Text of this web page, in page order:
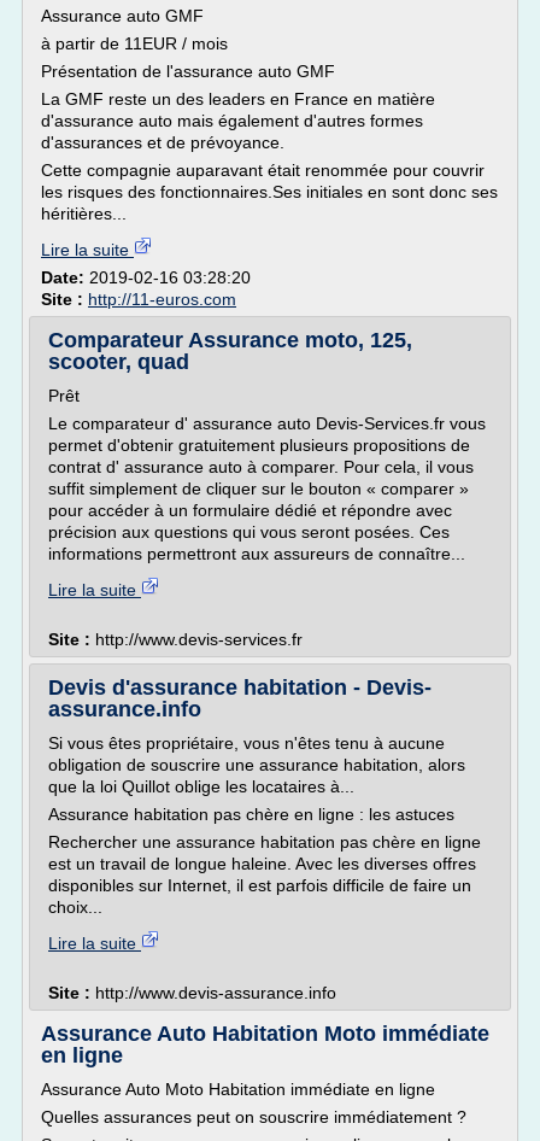
Assurance auto GMF
à partir de 11EUR / mois
Présentation de l'assurance auto GMF
La GMF reste un des leaders en France en matière
d'assurance auto mais également d'autres formes
d'assurances et de prévoyance.
Cette compagnie auparavant était renommée pour couvrir
les risques des fonctionnaires.Ses initiales en sont donc ses
héritières...
Lire la suite
Date: 2019-02-16 03:28:20
Site : http://11-euros.com
Comparateur Assurance moto, 125,
scooter, quad
Prêt
Le comparateur d' assurance auto Devis-Services.fr vous
permet d'obtenir gratuitement plusieurs propositions de
contrat d' assurance auto à comparer. Pour cela, il vous
suffit simplement de cliquer sur le bouton « comparer »
pour accéder à un formulaire dédié et répondre avec
précision aux questions qui vous seront posées. Ces
informations permettront aux assureurs de connaître...
Lire la suite
Site : http://www.devis-services.fr
Devis d'assurance habitation - Devis-
assurance.info
Si vous êtes propriétaire, vous n'êtes tenu à aucune
obligation de souscrire une assurance habitation, alors
que la loi Quillot oblige les locataires à...
Assurance habitation pas chère en ligne : les astuces
Rechercher une assurance habitation pas chère en ligne
est un travail de longue haleine. Avec les diverses offres
disponibles sur Internet, il est parfois difficile de faire un
choix...
Lire la suite
Site : http://www.devis-assurance.info
Assurance Auto Habitation Moto immédiate
en ligne
Assurance Auto Moto Habitation immédiate en ligne
Quelles assurances peut on souscrire immédiatement ?